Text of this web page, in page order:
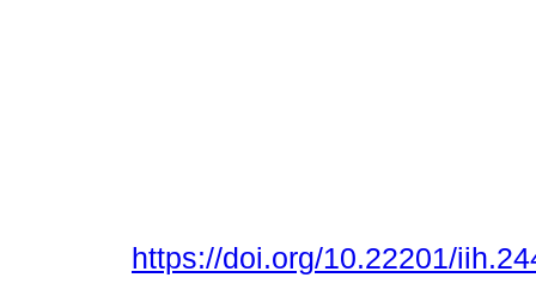
https://doi.org/10.22201/